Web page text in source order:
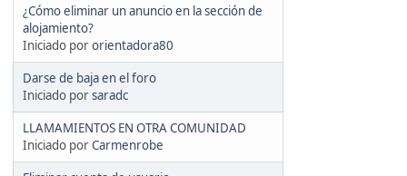
¿Cómo eliminar un anuncio en la sección de
alojamiento?
Iniciado pororientadora80
Darse de baja en el foro
Iniciado porsaradc
LLAMAMIENTOS EN OTRA COMUNIDAD
Iniciado porCarmenrobe